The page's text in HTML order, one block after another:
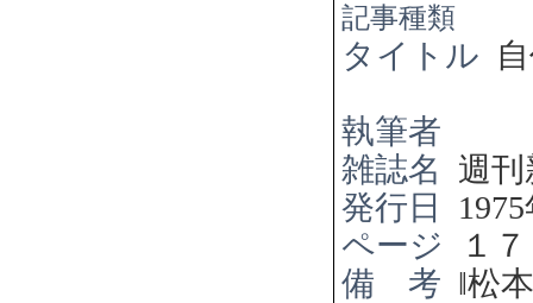
記事種類
タイトル
執筆者
雑誌名
週刊
発行日
1975
ページ
１７
備 考 ‖松